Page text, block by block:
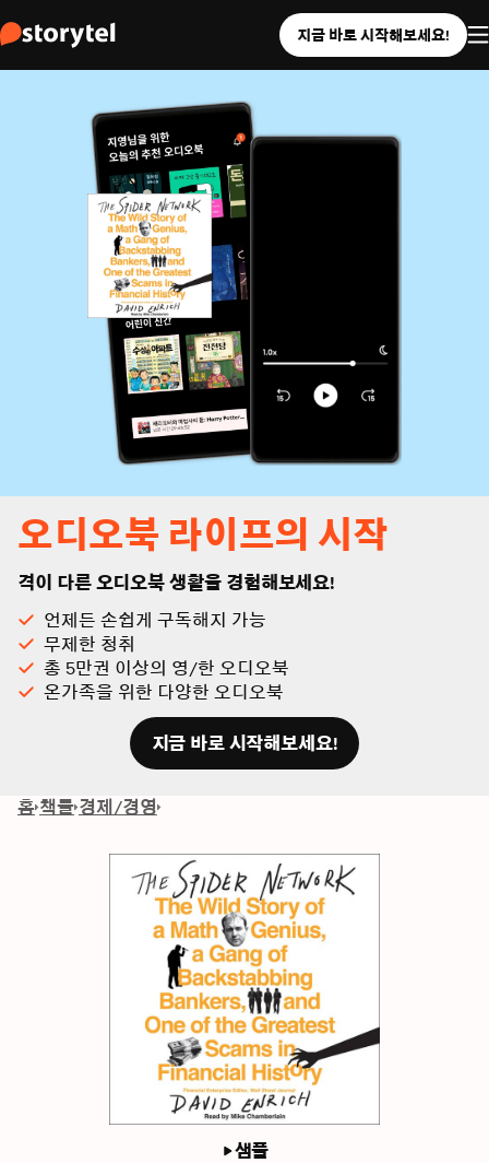
지금 바로 시작해보세요!
오디오북 라이프의 시작
격이 다른 오디오북 생활을 경험해보세요!
언제든 손쉽게 구독해지 가능
무제한 청취
총 5만권 이상의 영/한 오디오북
온가족을 위한 다양한 오디오북
지금 바로 시작해보세요!
홈 책들 경제/경영
샘플